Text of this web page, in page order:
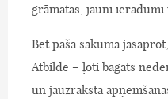
grāmatas, jauni ieradumi
Bet pašā sākumā
Atbilde – ļoti bagāts
un jāuzraksta